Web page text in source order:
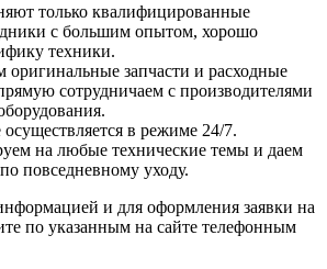
только квалифицированные
с большим опытом, хорошо
техники.
запчасти и расходные
сотрудничаем с производителями
в режиме 24/7.
на любые технические темы и даем
повседневному уходу.
и для оформления заявки на
по указанным на сайте телефонным